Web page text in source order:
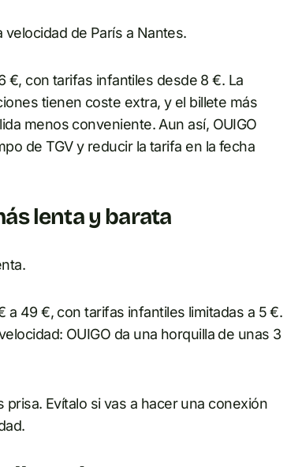
velocidad de París a Nantes.
€, con tarifas infantiles desde 8 €. La
tienen coste extra, y el billete más
menos conveniente. Aun así, OUIGO
de TGV y reducir la tarifa en la fecha
lenta y barata
a 49 €, con tarifas infantiles limitadas a 5 €.
OUIGO da una horquilla de unas 3
Evítalo si vas a hacer una conexión